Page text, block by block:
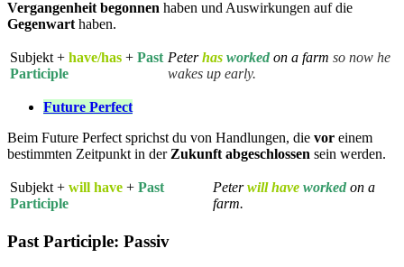
Vergangenheit begonnen haben und Auswirkungen auf die
Gegenwart haben.
Subjekt + have/has + Past
Participle
Peterhas worked on a farm so now he
wakes up early.
Future Perfect
Beim Future Perfect sprichst du von Handlungen, die vor einem
bestimmten Zeitpunkt in der Zukunft abgeschlossen sein werden.
Subjekt + will have + Past
Participle
Peterwill have worked on a
farm.
Past Participle: Passiv